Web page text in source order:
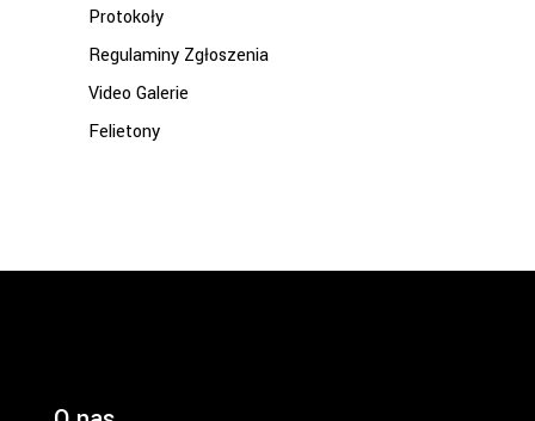
Protokoły
Regulaminy Zgłoszenia
Video Galerie
Felietony